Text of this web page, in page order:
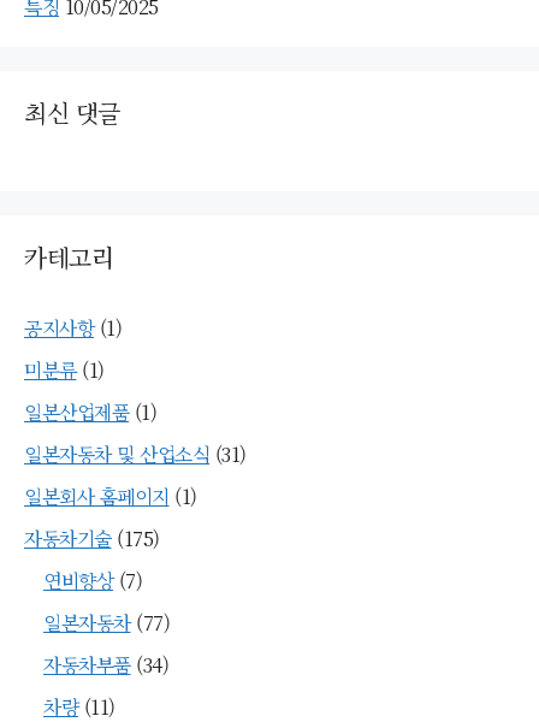
특징 10/05/2025
최신 댓글
카테고리
공지사항(1)
미분류(1)
일본산업제품(1)
일본자동차 및 산업소식 (31)
일본회사 홈페이지 (1)
자동차기술(175)
연비향상(7)
일본자동차(77)
자동차부품(34)
차량(11)